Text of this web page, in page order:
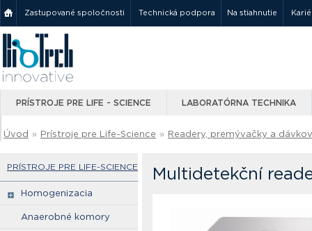
Zastupované spoločnosti Technická podpora Na stiahnutie
PRÍSTROJE PRE LIFE - SCIENCE LABORATÓRNA TECHNIKA
Úvod » Prístroje pre Life-Science » Readery, premývačky a
PRÍSTROJE PRE LIFE-SCIENCE
Homogenizacia
Anaerobné komory
Multidetekční